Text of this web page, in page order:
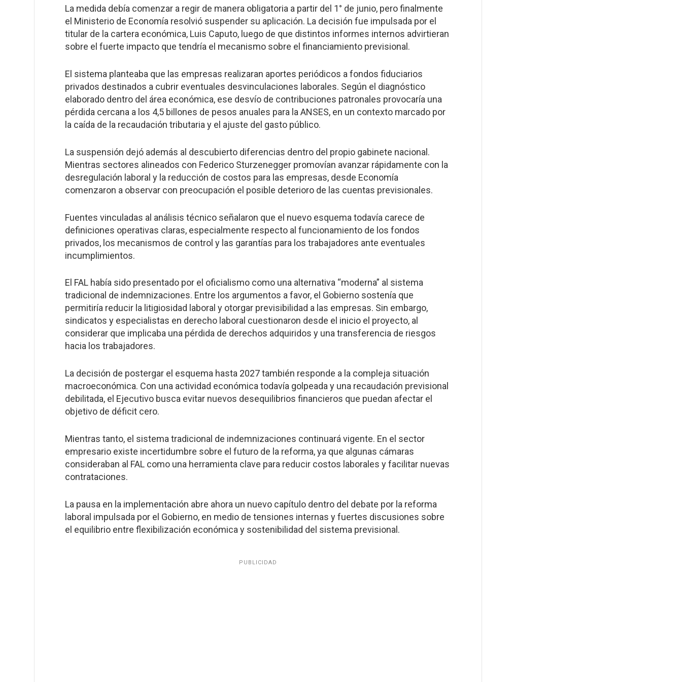
La medida debía comenzar a regir de manera obligatoria a partir del 1° de junio, pero finalmente
el Ministerio de Economía resolvió suspender su aplicación. La decisión fue impulsada por el
titular de la cartera económica, Luis Caputo, luego de que distintos informes internos advirtieran
sobre el fuerte impacto que tendría el mecanismo sobre el financiamiento previsional.
El sistema planteaba que las empresas realizaran aportes periódicos a fondos fiduciarios
privados destinados a cubrir eventuales desvinculaciones laborales. Según el diagnóstico
elaborado dentro del área económica, ese desvío de contribuciones patronales provocaría una
pérdida cercana a los 4,5 billones de pesos anuales para la ANSES, en un contexto marcado por
la caída de la recaudación tributaria y el ajuste del gasto público.
La suspensión dejó además al descubierto diferencias dentro del propio gabinete nacional.
Mientras sectores alineados con Federico Sturzenegger promovían avanzar rápidamente con la
desregulación laboral y la reducción de costos para las empresas, desde Economía
comenzaron a observar con preocupación el posible deterioro de las cuentas previsionales.
Fuentes vinculadas al análisis técnico señalaron que el nuevo esquema todavía carece de
definiciones operativas claras, especialmente respecto al funcionamiento de los fondos
privados, los mecanismos de control y las garantías para los trabajadores ante eventuales
incumplimientos.
El FAL había sido presentado por el oficialismo como una alternativa “moderna” al sistema
tradicional de indemnizaciones. Entre los argumentos a favor, el Gobierno sostenía que
permitiría reducir la litigiosidad laboral y otorgar previsibilidad a las empresas. Sin embargo,
sindicatos y especialistas en derecho laboral cuestionaron desde el inicio el proyecto, al
considerar que implicaba una pérdida de derechos adquiridos y una transferencia de riesgos
hacia los trabajadores.
La decisión de postergar el esquema hasta 2027 también responde a la compleja situación
macroeconómica. Con una actividad económica todavía golpeada y una recaudación previsional
debilitada, el Ejecutivo busca evitar nuevos desequilibrios financieros que puedan afectar el
objetivo de déficit cero.
Mientras tanto, el sistema tradicional de indemnizaciones continuará vigente. En el sector
empresario existe incertidumbre sobre el futuro de la reforma, ya que algunas cámaras
consideraban al FAL como una herramienta clave para reducir costos laborales y facilitar nuevas
contrataciones.
La pausa en la implementación abre ahora un nuevo capítulo dentro del debate por la reforma
laboral impulsada por el Gobierno, en medio de tensiones internas y fuertes discusiones sobre
el equilibrio entre flexibilización económica y sostenibilidad del sistema previsional.
PUBLICIDAD